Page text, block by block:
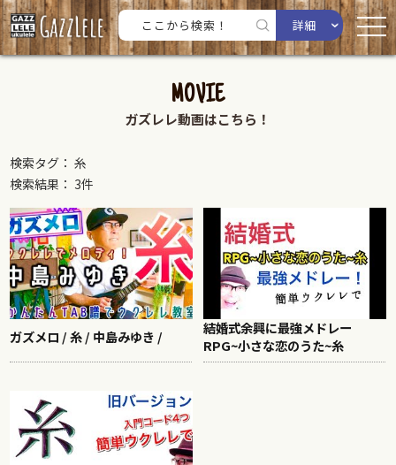
詳細
MOVIE
ガズレレ動画はこちら！
検索タグ： 糸
検索結果： 3件
ガズメロ / 糸 / 中島みゆき /
結婚式余興に最強メドレー
RPG~小さな恋のうた~糸